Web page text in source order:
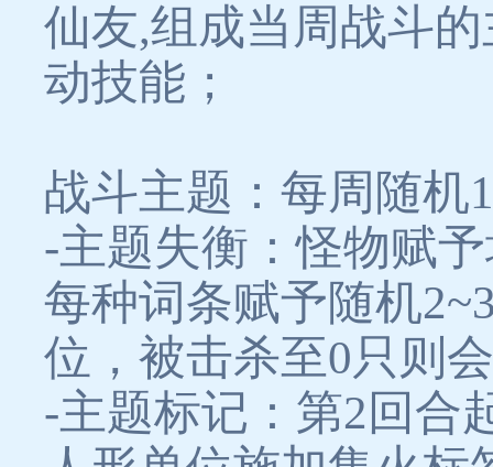
仙友,组成当周战斗
动技能；
战斗主题：每周随机
-主题失衡：怪物赋
每种词条赋予随机
位，被击杀至0只则
-主题标记：第2回合